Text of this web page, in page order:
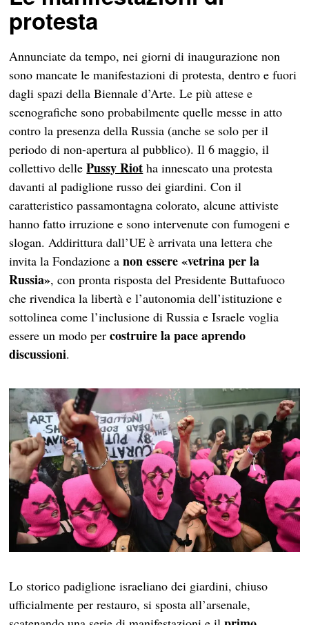
protesta
Annunciate da tempo, nei giorni di inaugurazione non
sono mancate le manifestazioni di protesta, dentro e fuori
dagli spazi della Biennale d’Arte. Le più attese e
scenografiche sono probabilmente quelle messe in atto
contro la presenza della Russia (anche se solo per il
periodo di non-apertura al pubblico). Il 6 maggio, il
collettivo dellePussy Riot ha innescato una protesta
davanti al padiglione russo dei giardini. Con il
caratteristico passamontagna colorato, alcune attiviste
hanno fatto irruzione e sono intervenute con fumogeni e
slogan. Addirittura dall’UE è arrivata una lettera che
invita la Fondazione anon essere «vetrina per la
Russia», con pronta risposta del Presidente Buttafuoco
che rivendica la libertà e l’autonomia dell’istituzione e
sottolinea come l’inclusione di Russia e Israele voglia
essere un modo percostruire la pace aprendo
discussioni.
Lo storico padiglione israeliano dei giardini, chiuso
ufficialmente per restauro, si sposta all’arsenale,